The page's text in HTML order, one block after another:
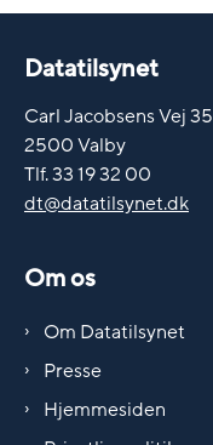
Datatilsynet
Carl Jacobsens Vej 35
2500 Valby
Tlf. 33 19 32 00
dt@datatilsynet.dk
Om os
Om Datatilsynet
Presse
Hjemmesiden